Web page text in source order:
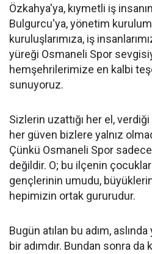
Özkahya'ya, kıymetli iş
Bulgurcu'ya, yönetim
kuruluşlarımıza, iş
yüreği Osmaneli Spor
hemşehrilerimize en kalbi
sunuyoruz.
Sizlerin uzattığı her el,
her güven bizlere yalnız
Çünkü Osmaneli Spor
değildir. O; bu ilçenin
gençlerinin umudu,
hepimizin ortak gururudur.
Bugün atılan bu adım, aslında
bir adımdır. Bundan sonra